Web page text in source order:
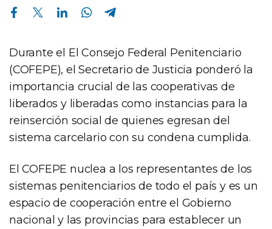
Compartir en Facebook Compartir en Twitter Compartir en Linkedin Compartir en Whatsapp
Durante el El Consejo Federal Penitenciario
(COFEPE), el Secretario de Justicia ponderó la
importancia crucial de las cooperativas de
liberados y liberadas como instancias para la
reinserción social de quienes egresan del
sistema carcelario con su condena cumplida.
El COFEPE nuclea a los representantes de los
sistemas penitenciarios de todo el país y es un
espacio de cooperación entre el Gobierno
nacional y las provincias para establecer un